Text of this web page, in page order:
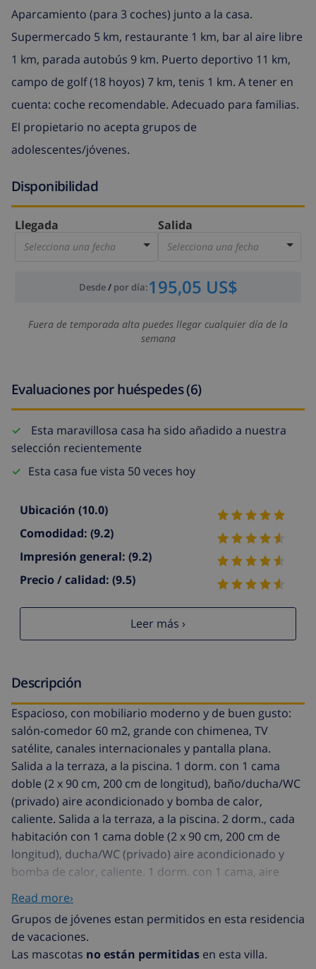
Aparcamiento (para 3 coches) junto a la casa.
Supermercado 5 km, restaurante 1 km, bar al aire libre
1 km, parada autobús 9 km. Puerto deportivo 11 km,
campo de golf (18 hoyos) 7 km, tenis 1 km. A tener en
cuenta: coche recomendable. Adecuado para familias.
El propietario no acepta grupos de
adolescentes/jóvenes.
Disponibilidad
Llegada
Selecciona una fecha
Salida
Selecciona una fecha
Desde/ por día:195,05 US$
Fuera de temporada alta puedes llegar cualquier día de la
semana
Evaluaciones por huéspedes (6)
Esta maravillosa casa ha sido añadido a nuestra
selección recientemente
Esta casa fue vista 50 veces hoy
Ubicación (10.0)
Comodidad: (9.2)
Impresión general: (9.2)
Precio / calidad: (9.5)
Leer más ›
Descripción
Espacioso, con mobiliario moderno y de buen gusto:
salón-comedor 60 m2, grande con chimenea, TV
satélite, canales internacionales y pantalla plana.
Salida a la terraza, a la piscina. 1 dorm. con 1 cama
doble (2 x 90 cm, 200 cm de longitud), baño/ducha/WC
(privado) aire acondicionado y bomba de calor,
caliente. Salida a la terraza, a la piscina. 2 dorm., cada
habitación con 1 cama doble (2 x 90 cm, 200 cm de
longitud), ducha/WC (privado) aire acondicionado y
bomba de calor, caliente. 1 dorm. con 1 cama, aire
cocina (lavavajillas, 3 Placas de inducción,
microondas/grill) con mesa de comedor. Salida a la
terraza. Terraza grande 60 m2, cubierta terraza grande
85 m2. Muebles de terraza, barbacoa, tumbonas,
Read more›
Grupos de jóvenes estan permitidos en esta residencia
de vacaciones.
Las mascotas no están permitidas en esta villa.